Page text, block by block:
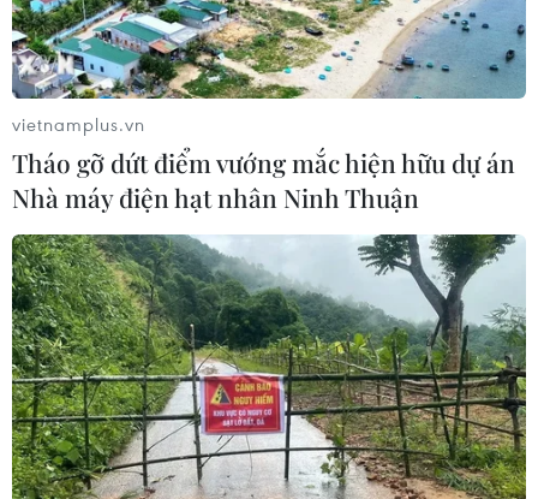
pháp trước hạn chót 9/7.
vietnamplus.vn
Tháo gỡ dứt điểm vướng mắc hiện hữu dự án
Nhà máy điện hạt nhân Ninh Thuận